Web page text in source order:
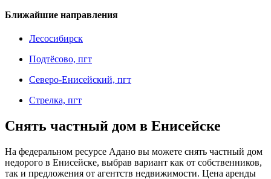
Ближайшие направления
Лесосибирск
Подтёсово, пгт
Северо-Енисейский, пгт
Стрелка, пгт
Снять частный дом в Енисейске
На федеральном ресурсе Адано вы можете снять частный дом
недорого в Енисейске, выбрав вариант как от собственников,
так и предложения от агентств недвижимости. Цена аренды